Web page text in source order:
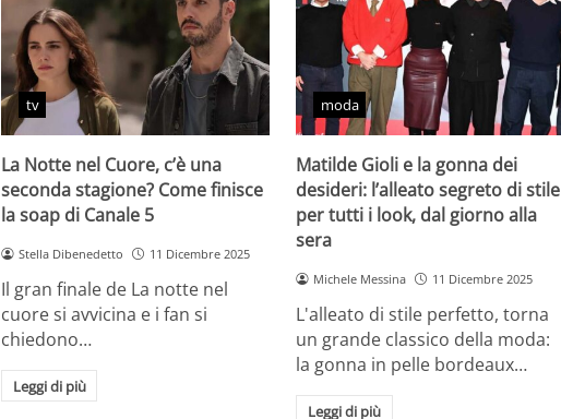
tv
La Notte nel Cuore, c’è una
seconda stagione? Come finisce
la soap di Canale 5
Stella Dibenedetto 11 Dicembre 2025
Il gran finale de La notte nel
cuore si avvicina e i fan si
chiedono…
Leggi di più
moda
Matilde Gioli e la gonna dei
desideri: l’alleato segreto di stile
per tutti i look, dal giorno alla
sera
Michele Messina 11 Dicembre 2025
L'alleato di stile perfetto, torna
un grande classico della moda:
la gonna in pelle bordeaux…
Leggi di più